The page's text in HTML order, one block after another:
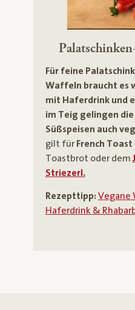
Für feine
Waffeln braucht es
mit Haferdrink und
im Teig gelingen
Süßspeisen auch
gilt für French Toast
Toastbrot oder dem
Striezerl.
Rezepttipp: Vegane
Haferdrink &